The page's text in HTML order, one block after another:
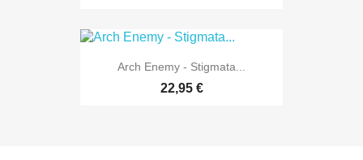
Arch Enemy - Stigmata...
22,95 €